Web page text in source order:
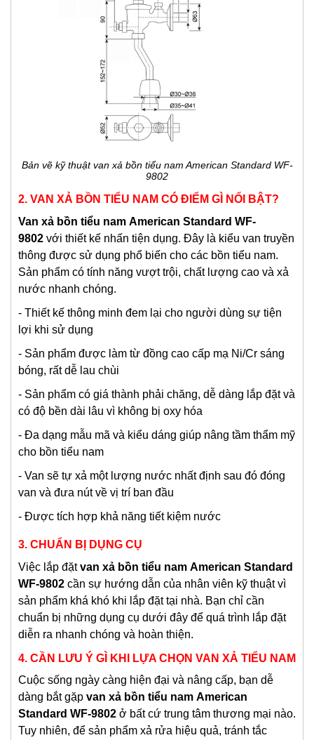
Bản vẽ kỹ thuật van xả bồn tiểu nam American Standard WF-
9802
2. VAN XẢ BỒN TIỂU NAM CÓ ĐIỂM GÌ NỔI BẬT?
Van xả bồn tiểu nam American Standard WF-
9802 với thiết kế nhấn tiện dụng. Đây là kiểu van truyền
thông được sử dụng phổ biến cho các bồn tiểu nam.
Sản phẩm có tính năng vượt trội, chất lượng cao và xả
nước nhanh chóng.
- Thiết kế thông minh đem lại cho người dùng sự tiện
lợi khi sử dụng
- Sản phẩm được làm từ đồng cao cấp mạ Ni/Cr sáng
bóng, rất dễ lau chùi
- Sản phẩm có giá thành phải chăng, dễ dàng lắp đặt và
có độ bền dài lâu vì không bị oxy hóa
- Đa dạng mẫu mã và kiểu dáng giúp nâng tầm thẩm mỹ
cho bồn tiểu nam
- Van sẽ tự xả một lượng nước nhất định sau đó đóng
van và đưa nút về vị trí ban đầu
- Được tích hợp khả năng tiết kiệm nước
3. CHUẨN BỊ DỤNG CỤ
Việc lắp đặtvan xả bồn tiểu nam American Standard
WF-9802 cần sự hướng dẫn của nhân viên kỹ thuật vì
sản phẩm khá khó khi lắp đặt tại nhà. Bạn chỉ cần
chuẩn bị những dụng cụ dưới đây để quá trình lắp đặt
diễn ra nhanh chóng và hoàn thiện.
4. CẦN LƯU Ý GÌ KHI LỰA CHỌN VAN XẢ TIỂU NAM
Cuộc sống ngày càng hiện đại và nâng cấp, bạn dễ
dàng bắt gặp van xả bồn tiểu nam American
Standard WF-9802 ở bất cứ trung tâm thương mại nào.
Tuy nhiên, để sản phẩm xả rửa hiệu quả, tránh tắc